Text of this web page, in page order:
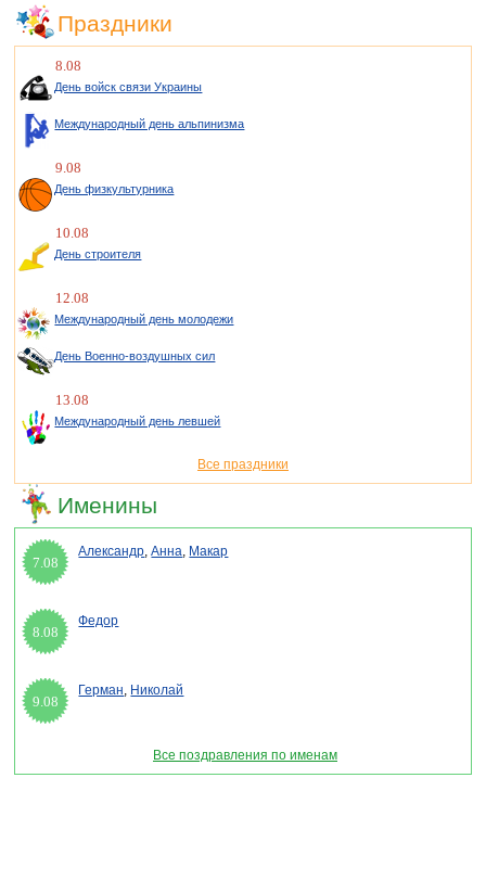
Праздники
8.08
День войск связи Украины
Международный день альпинизма
9.08
День физкультурника
10.08
День строителя
12.08
Международный день молодежи
День Военно-воздушных сил
13.08
Международный день левшей
Все праздники
Именины
7.08
Александр,Анна, Макар
8.08
Федор
9.08
Герман, Николай
Все поздравления по именам